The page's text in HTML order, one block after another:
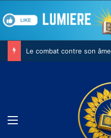
Le combat contre son âme